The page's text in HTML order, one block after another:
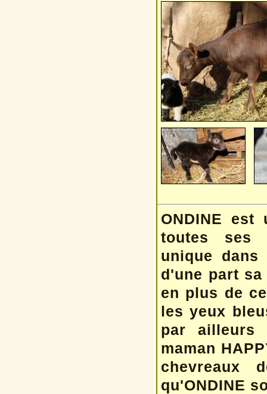
ONDINE
toutes ses
unique
d'une part
en plus de
les yeux
par ailleurs
maman
chevreaux
qu'ONDINE